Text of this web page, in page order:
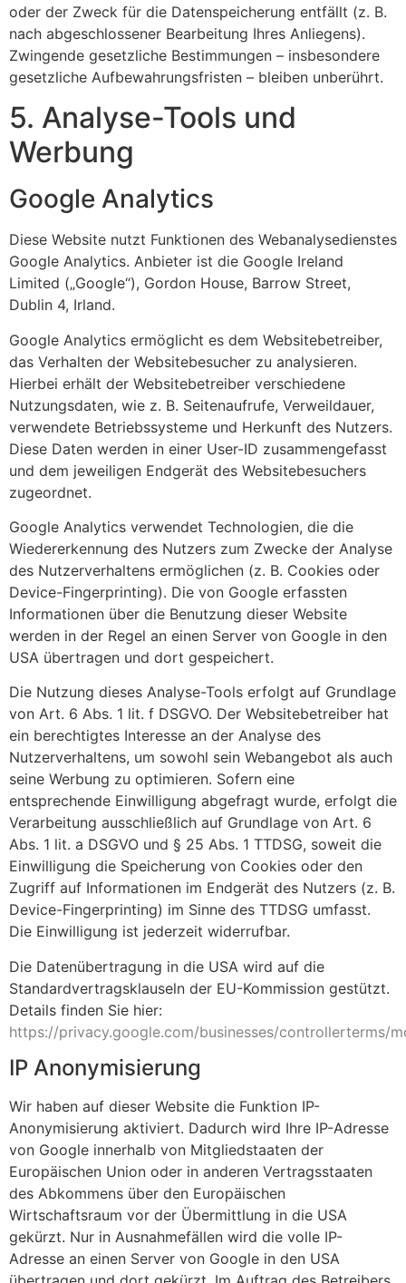
oder der Zweck für die Datenspeicherung entfällt (z. B.
nach abgeschlossener Bearbeitung Ihres Anliegens).
Zwingende gesetzliche Bestimmungen – insbesondere
gesetzliche Aufbewahrungsfristen – bleiben unberührt.
5. Analyse-Tools und
Werbung
Google Analytics
Diese Website nutzt Funktionen des Webanalysedienstes
Google Analytics. Anbieter ist die Google Ireland
Limited („Google“), Gordon House, Barrow Street,
Dublin 4, Irland.
Google Analytics ermöglicht es dem Websitebetreiber,
das Verhalten der Websitebesucher zu analysieren.
Hierbei erhält der Websitebetreiber verschiedene
Nutzungsdaten, wie z. B. Seitenaufrufe, Verweildauer,
verwendete Betriebssysteme und Herkunft des Nutzers.
Diese Daten werden in einer User-ID zusammengefasst
und dem jeweiligen Endgerät des Websitebesuchers
zugeordnet.
Google Analytics verwendet Technologien, die die
Wiedererkennung des Nutzers zum Zwecke der Analyse
des Nutzerverhaltens ermöglichen (z. B. Cookies oder
Device-Fingerprinting). Die von Google erfassten
Informationen über die Benutzung dieser Website
werden in der Regel an einen Server von Google in den
USA übertragen und dort gespeichert.
Die Nutzung dieses Analyse-Tools erfolgt auf Grundlage
von Art. 6 Abs. 1 lit. f DSGVO. Der Websitebetreiber hat
ein berechtigtes Interesse an der Analyse des
Nutzerverhaltens, um sowohl sein Webangebot als auch
seine Werbung zu optimieren. Sofern eine
entsprechende Einwilligung abgefragt wurde, erfolgt die
Verarbeitung ausschließlich auf Grundlage von Art. 6
Abs. 1 lit. a DSGVO und § 25 Abs. 1 TTDSG, soweit die
Einwilligung die Speicherung von Cookies oder den
Zugriff auf Informationen im Endgerät des Nutzers (z. B.
Device-Fingerprinting) im Sinne des TTDSG umfasst.
Die Einwilligung ist jederzeit widerrufbar.
Die Datenübertragung in die USA wird auf die
Standardvertragsklauseln der EU-Kommission gestützt.
Details finden Sie hier:
https://privacy.google.com/businesses/controllerterms/
IP Anonymisierung
Wir haben auf dieser Website die Funktion IP-
Anonymisierung aktiviert. Dadurch wird Ihre IP-Adresse
von Google innerhalb von Mitgliedstaaten der
Europäischen Union oder in anderen Vertragsstaaten
des Abkommens über den Europäischen
Wirtschaftsraum vor der Übermittlung in die USA
gekürzt. Nur in Ausnahmefällen wird die volle IP-
Adresse an einen Server von Google in den USA